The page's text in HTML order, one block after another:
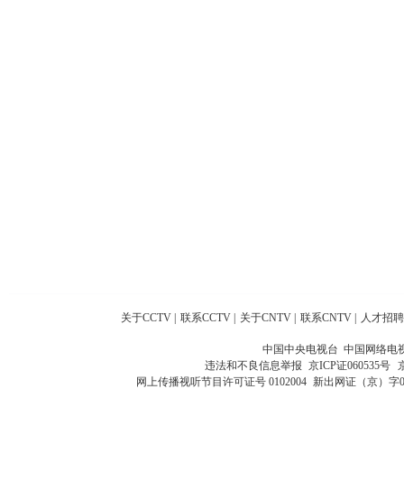
关于CCTV 联系CCTV 关于CNTV 联系CNTV 人才招聘
中国中央电视台 中国网络电
违法和不良信息举报 京ICP证060535号
网上传播视听节目许可证号 0102004 新出网证（京）